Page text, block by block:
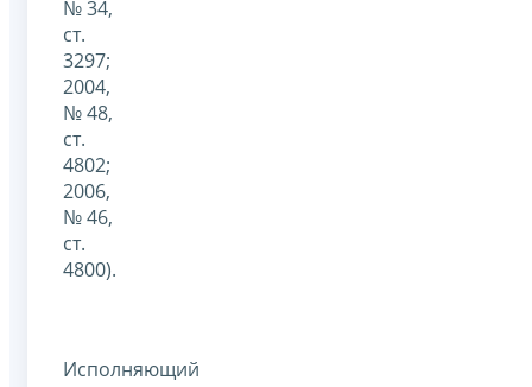
№ 34,
ст.
3297;
2004,
№ 48,
ст.
4802;
2006,
№ 46,
ст.
4800).
Исполняющий